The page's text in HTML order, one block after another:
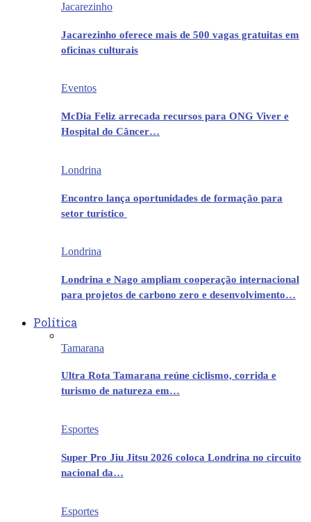
Jacarezinho
Jacarezinho oferece mais de 500 vagas gratuitas em
oficinas culturais
Eventos
McDia Feliz arrecada recursos para ONG Viver e
Hospital do Câncer…
Londrina
Encontro lança oportunidades de formação para
setor turístico
Londrina
Londrina e Nago ampliam cooperação internacional
para projetos de carbono zero e desenvolvimento…
Política
Tamarana
Ultra Rota Tamarana reúne ciclismo, corrida e
turismo de natureza em…
Esportes
Super Pro Jiu Jitsu 2026 coloca Londrina no circuito
nacional da…
Esportes